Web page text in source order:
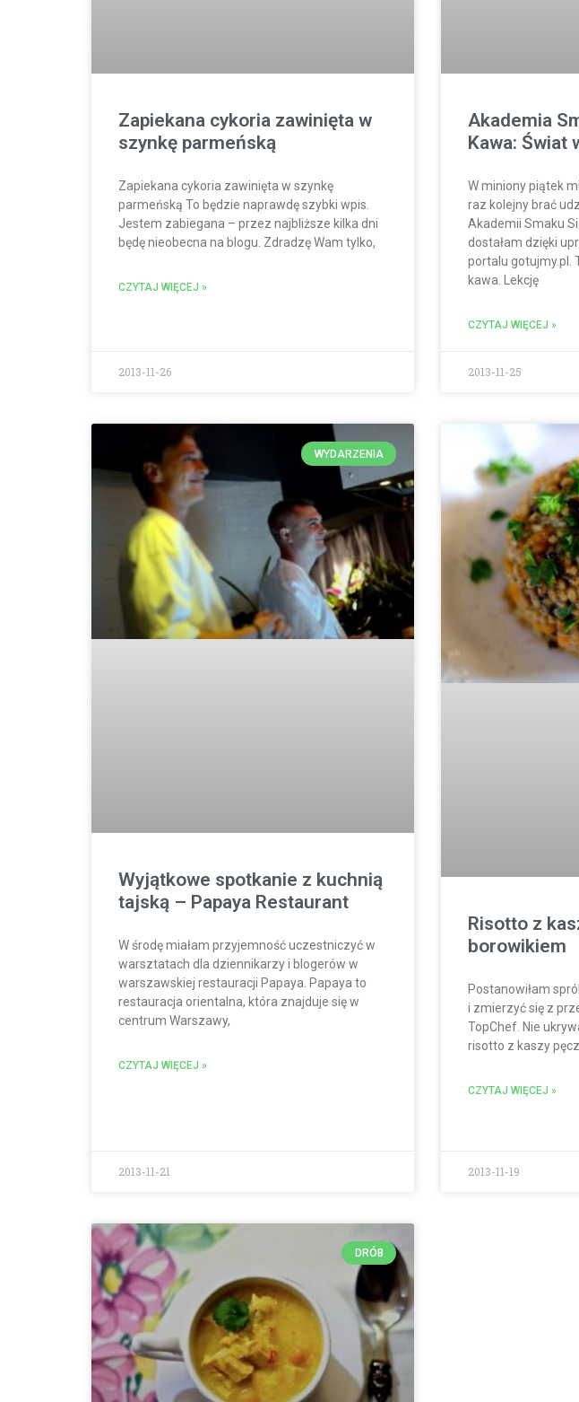
Zapiekana cykoria zawinięta w
szynkę parmeńską
Zapiekana cykoria zawinięta w szynkę
parmeńską To będzie naprawdę szybki wpis.
Jestem zabiegana – przez najbliższe kilka dni
będę nieobecna na blogu. Zdradzę Wam tylko,
CZYTAJ WIĘCEJ »
2013-11-26
Akademia
Kawa: Świat
W miniony piątek
raz kolejny brać
Akademii Smaku
dostałam dzięki
portalu gotujmy.pl.
kawa. Lekcję
CZYTAJ WIĘCEJ »
2013-11-25
WYDARZENIA
Wyjątkowe spotkanie z kuchnią
tajską – Papaya Restaurant
W środę miałam przyjemność uczestniczyć w
warsztatach dla dziennikarzy i blogerów w
warszawskiej restauracji Papaya. Papaya to
restauracja orientalna, która znajduje się w
centrum Warszawy,
CZYTAJ WIĘCEJ »
2013-11-21
Risotto z
borowikiem
Postanowiłam
i zmierzyć się z
TopChef. Nie
risotto z kaszy
CZYTAJ WIĘCEJ »
2013-11-19
DRÓB